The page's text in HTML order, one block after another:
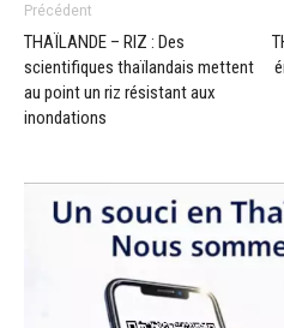
Précédent
THAÏLANDE – RIZ : Des
scientifiques thaïlandais mettent
au point un riz résistant aux
inondations